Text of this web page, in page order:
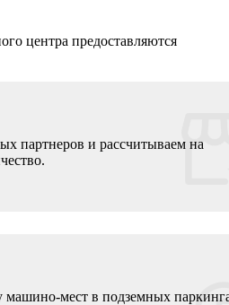
центра предоставляются
партнеров и рассчитываем на
машино-мест в подземных